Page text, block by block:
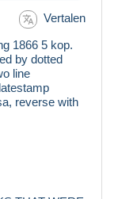
Vertalen
1866 5 kop.
by dotted
line
reverse with